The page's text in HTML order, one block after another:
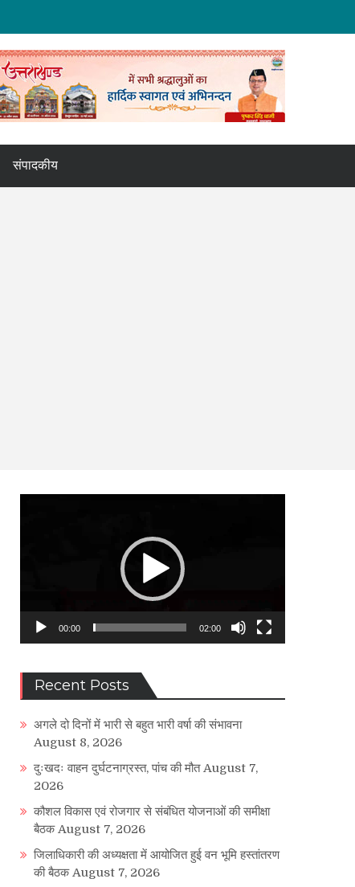
संपादकीय
00:00 02:00
Recent Posts
अगले दो दिनों में भारी से बहुत भारी वर्षा की संभावना
August 8, 2026
दुःखदः वाहन दुर्घटनाग्रस्त, पांच की मौत August 7,
2026
कौशल विकास एवं रोजगार से संबंधित योजनाओं की समीक्षा
बैठक August 7, 2026
जिलाधिकारी की अध्यक्षता में आयोजित हुई वन भूमि हस्तांतरण
की बैठक August 7, 2026